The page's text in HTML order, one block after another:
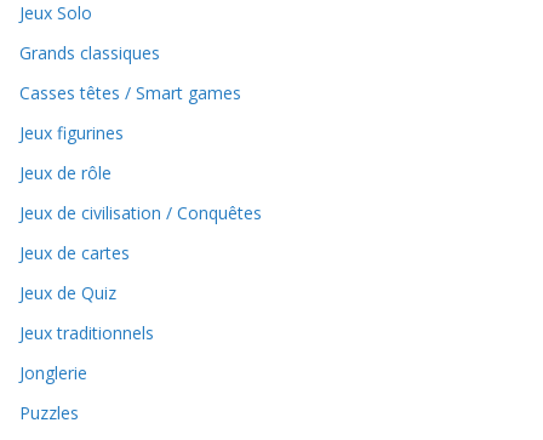
Jeux Solo
Grands classiques
Casses têtes / Smart games
Jeux figurines
Jeux de rôle
Jeux de civilisation / Conquêtes
Jeux de cartes
Jeux de Quiz
Jeux traditionnels
Jonglerie
Puzzles